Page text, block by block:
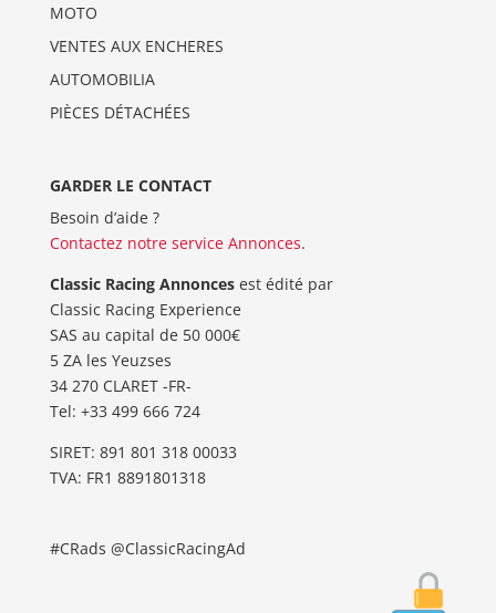
MOTO
VENTES AUX ENCHERES
AUTOMOBILIA
PIÈCES DÉTACHÉES
GARDER LE CONTACT
Besoin d’aide ?
Contactez notre service Annonces.
Classic Racing Annoncesest édité par
Classic Racing Experience
SAS au capital de 50 000€
5 ZA les Yeuzses
34 270 CLARET -FR-
Tel: ‭+33 499 666 724‬
SIRET: 891 801 318 00033
TVA: FR1 8891801318
#CRads @ClassicRacingAd